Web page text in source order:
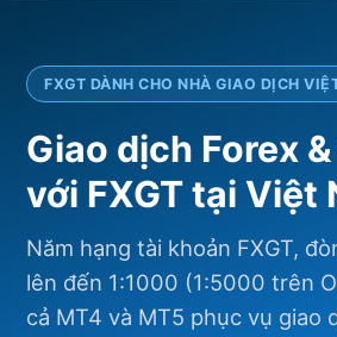
FXGT DÀNH CHO NHÀ GIAO DỊCH
Giao dịch Forex
với FXGT tại Việt
Năm hạng tài khoản FXGT,
lên đến 1:1000 (1:5000 trên
cả MT4 và MT5 phục vụ giao